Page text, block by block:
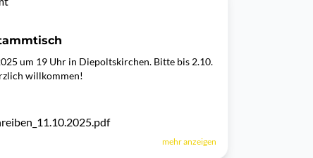
um 19 Uhr in Diepoltskirchen. Bitte bis 2.10.
willkommen!
mehr anzeigen